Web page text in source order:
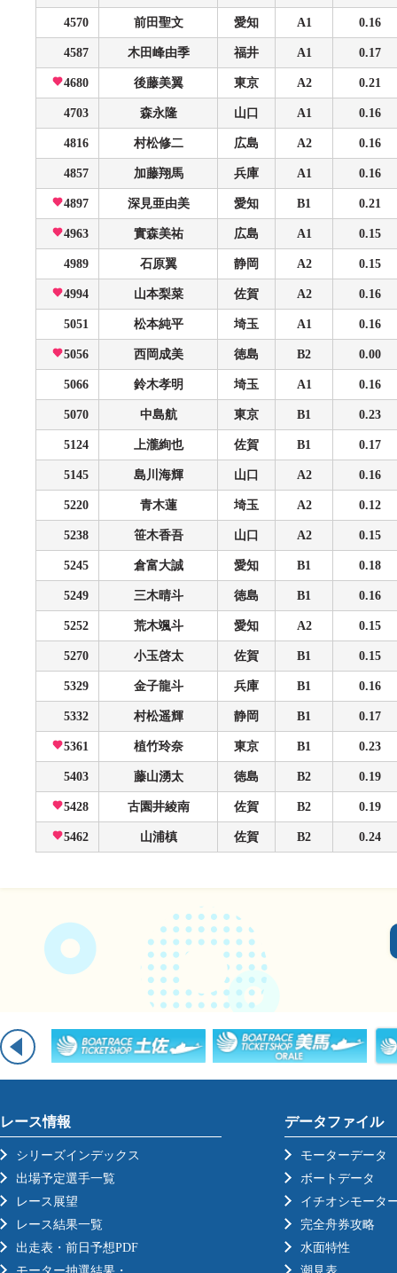
4570 前田聖文 愛知 A1 0.16
4587 木田峰由季 福井 A1 0.17
4680 後藤美翼 東京 A2 0.21
4703 森永隆 山口 A1 0.16
4816 村松修二 広島 A2 0.16
4857 加藤翔馬 兵庫 A1 0.16
4897 深見亜由美 愛知 B1 0.21
4963 實森美祐 広島 A1 0.15
4989 石原翼 静岡 A2 0.15
4994 山本梨菜 佐賀 A2 0.16
5051 松本純平 埼玉 A1 0.16
5056 西岡成美 徳島 B2 0.00
5066 鈴木孝明 埼玉 A1 0.16
5070 中島航 東京 B1 0.23
5124 上瀧絢也 佐賀 B1 0.17
5145 島川海輝 山口 A2 0.16
5220 青木蓮 埼玉 A2 0.12
5238 笹木香吾 山口 A2 0.15
5245 倉富大誠 愛知 B1 0.18
5249 三木晴斗 徳島 B1 0.16
5252 荒木颯斗 愛知 A2 0.15
5270 小玉啓太 佐賀 B1 0.15
5329 金子龍斗 兵庫 B1 0.16
5332 村松遥輝 静岡 B1 0.17
5361 植竹玲奈 東京 B1 0.23
5403 藤山湧太 徳島 B2 0.19
5428 古園井綾南 佐賀 B2 0.19
5462 山浦槙 佐賀 B2 0.24
レース情報
シリーズインデックス
出場予定選手一覧
レース展望
レース結果一覧
出走表・前日予想PDF
データファイル
モーターデータ
ボートデータ
イチオシモータ
完全舟券攻略
水面特性